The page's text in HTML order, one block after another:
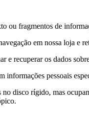
ou fragmentos de
em nossa loja e
e recuperar os dados
informações pessoais
disco rígido, mas